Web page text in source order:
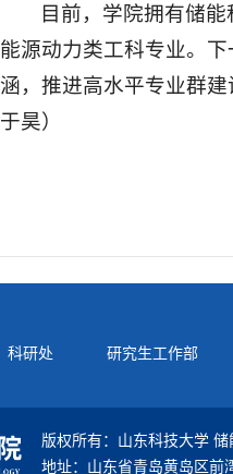
目前，学院拥有储能
能源动力类工科专业。
涵，推进高水平专业群
于昊）
科研处 研究生工作部
版权所有：山东科技大学
地址：山东省青岛黄岛区前